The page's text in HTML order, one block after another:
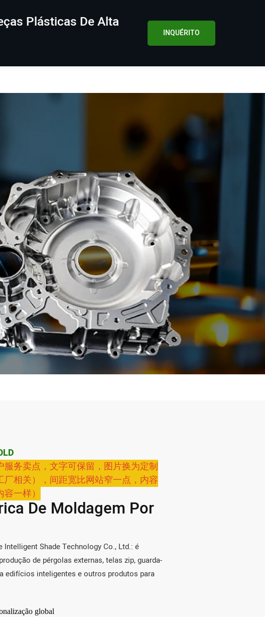
Plásticas De Alta
INQUÉRITO
服务卖点，文字可保留，图片换为定制
厂相关），间距宽比网站窄一点，内容
一样）
De Moldagem Por
Intelligent Shade Technology Co., Ltd.: é
de pérgolas externas, telas zip, guarda-
edifícios inteligentes e outros produtos para
global